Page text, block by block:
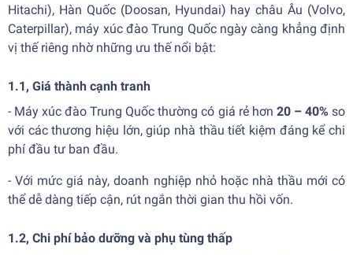
Hitachi), Hàn Quốc (Doosan, Hyundai) hay châu Âu (Volvo,
Caterpillar), máy xúc đào Trung Quốc ngày càng khẳng định
vị thế riêng nhờ những ưu thế nổi bật:
1.1, Giá thành cạnh tranh
- Máy xúc đào Trung Quốc thường có giá rẻ hơn 20 – 40% so
với các thương hiệu lớn, giúp nhà thầu tiết kiệm đáng kể chi
phí đầu tư ban đầu.
- Với mức giá này, doanh nghiệp nhỏ hoặc nhà thầu mới có
thể dễ dàng tiếp cận, rút ngắn thời gian thu hồi vốn.
1.2, Chi phí bảo dưỡng và phụ tùng thấp